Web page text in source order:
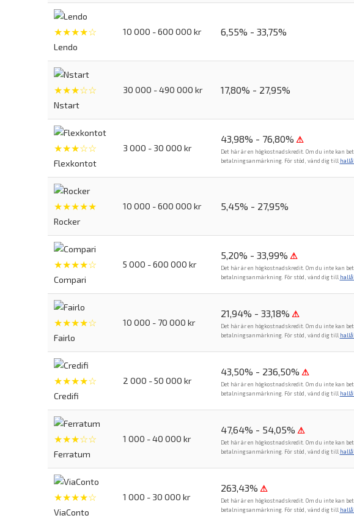
★★★★☆
Lendo
10 000 - 600 000 kr 6,55% - 33,75%
★★★☆☆
Nstart
30 000 - 490 000 kr 17,80% - 27,95%
★★★☆☆
Flexkontot
3 000 - 30 000 kr
43,98% - 76,80% ⚠
Det här är en högkostnadskredit. Om du inte kan
betalningsanmärkning. För stöd, vänd dig till
★★★★★
Rocker
10 000 - 600 000 kr 5,45% - 27,95%
★★★★☆
Compari
5 000 - 600 000 kr
5,20% - 33,99% ⚠
Det här är en högkostnadskredit. Om du inte kan
betalningsanmärkning. För stöd, vänd dig till
★★★★☆
Fairlo
10 000 - 70 000 kr
21,94% - 33,18% ⚠
Det här är en högkostnadskredit. Om du inte kan
betalningsanmärkning. För stöd, vänd dig till
★★★★☆
Credifi
2 000 - 50 000 kr
43,50% - 236,50% ⚠
Det här är en högkostnadskredit. Om du inte kan
betalningsanmärkning. För stöd, vänd dig till
★★★☆☆
Ferratum
1 000 - 40 000 kr
47,64% - 54,05% ⚠
Det här är en högkostnadskredit. Om du inte kan
betalningsanmärkning. För stöd, vänd dig till
★★★★☆
ViaConto
1 000 - 30 000 kr
263,43% ⚠
Det här är en högkostnadskredit. Om du inte kan
betalningsanmärkning. För stöd, vänd dig till